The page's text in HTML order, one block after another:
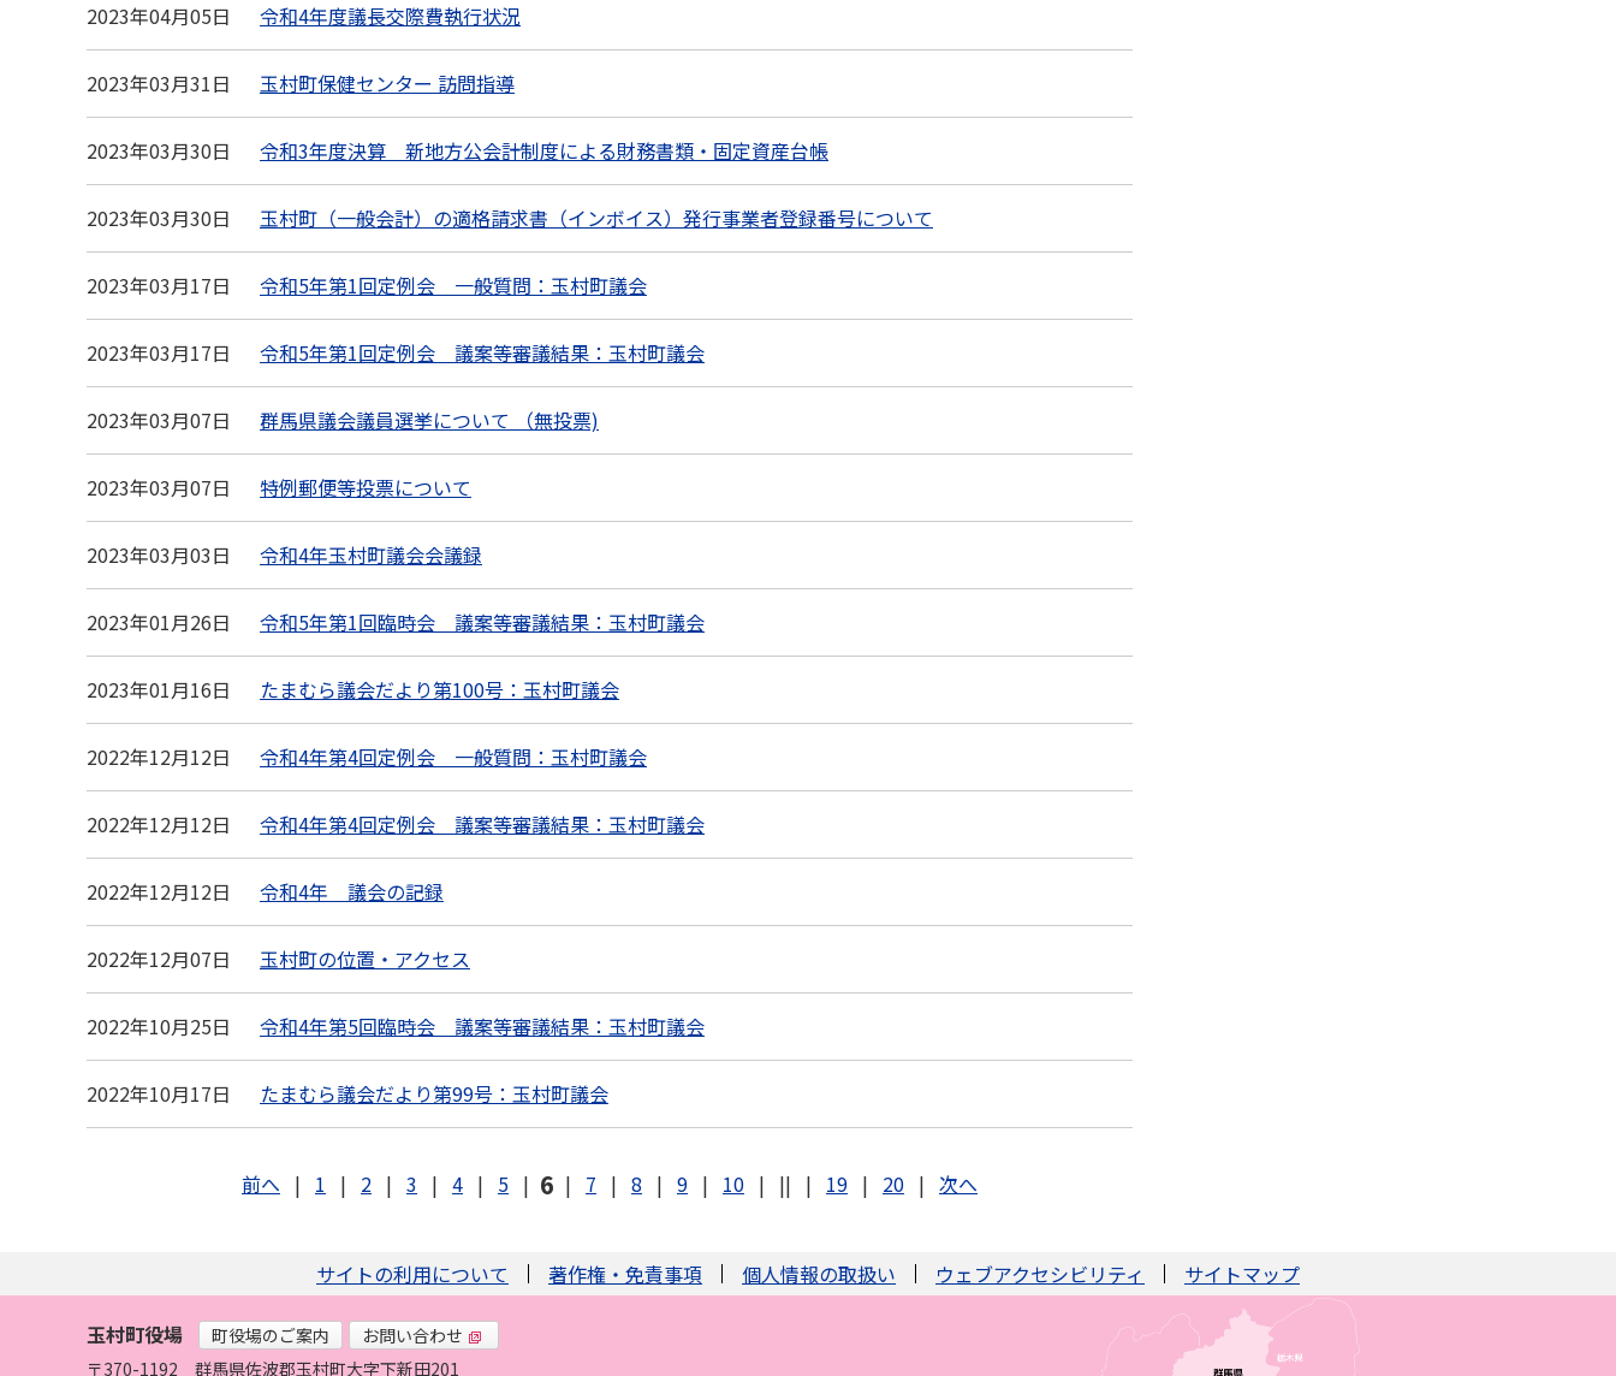
2023年04月05日 令和4年度議長交際費執行状況
2023年03月31日 玉村町保健センター 訪問指導
2023年03月30日 令和3年度決算 新地方公会計制度による財務書類・固定資産台帳
2023年03月30日 玉村町（一般会計）の適格請求書（インボイス）発行事業者登録番号について
2023年03月17日 令和5年第1回定例会 一般質問：玉村町議会
2023年03月17日 令和5年第1回定例会 議案等審議結果：玉村町議会
2023年03月07日 群馬県議会議員選挙について （無投票)
2023年03月07日 特例郵便等投票について
2023年03月03日 令和4年玉村町議会会議録
2023年01月26日 令和5年第1回臨時会 議案等審議結果：玉村町議会
2023年01月16日 たまむら議会だより第100号：玉村町議会
2022年12月12日 令和4年第4回定例会 一般質問：玉村町議会
2022年12月12日 令和4年第4回定例会 議案等審議結果：玉村町議会
2022年12月12日 令和4年 議会の記録
2022年12月07日 玉村町の位置・アクセス
2022年10月25日 令和4年第5回臨時会 議案等審議結果：玉村町議会
2022年10月17日 たまむら議会だより第99号：玉村町議会
前へ | 1 | 2 | 3 | 4 | 5 | 6 | 7 | 8 | 9 | 10 | || | 19 | 20 | 次へ
サイトの利用について 著作権・免責事項 個人情報の取扱い ウェブアクセシビリティ サイトマップ
玉村町役場 町役場のご案内
お問い合わせ
〒370-1192
群馬県佐波郡玉村町大字下新田201